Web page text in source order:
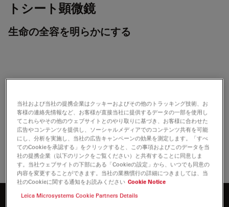
トシート顕微鏡
生命の全容を明らかにする
置き換えるViventis Deep
当社および当社の提携企業はクッキーおよびその他のトラッキング技術、お
客様の連絡先情報など、お客様が直接当社に提供するデータの一部を使用し
てこれらやその他のウェブサイトとのやり取りに基づき、お客様に合わせた
広告やコンテンツを提供し、ソーシャルメディアでのコンテンツ共有を可能
にし、分析を実施し、当社の広告キャンペーンの効果を測定します。「すべ
てのCookieを承認する」をクリックすると、この事項およびこのデータを当
社の提携企業（以下のリンクをご覧ください）と共有することに同意しま
す。当社ウェブサイトの下部にある「Cookieの設定」から、いつでも同意の
内容を変更することができます。当社の業務慣行の詳細につきましては、当
社のCookieに関する通知をお読みください Cookie Notice
Leica Microsystems Cookie Partners Details